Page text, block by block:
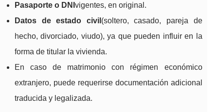
Pasaporte o DNI vigentes, en original.
Datos de estado civil (soltero, casado, pareja de
hecho, divorciado, viudo), ya que pueden influir en la
forma de titular la vivienda.
En caso de matrimonio con régimen económico
extranjero, puede requerirse documentación adicional
traducida y legalizada.